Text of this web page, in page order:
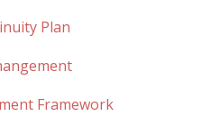
Plan
Framework